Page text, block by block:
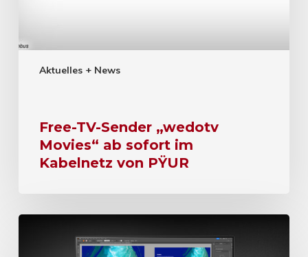
Aktuelles + News
Free-TV-Sender „wedotv
Movies“ ab sofort im
Kabelnetz von PŸUR